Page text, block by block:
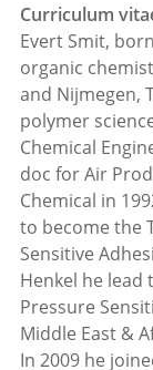
Curriculum
Evert Smit,
organic
and Nijmegen,
polymer
Chemical
doc for Air
Chemical in
to become the
Sensitive
Henkel he lead
Pressure
Middle East &
In 2009 he